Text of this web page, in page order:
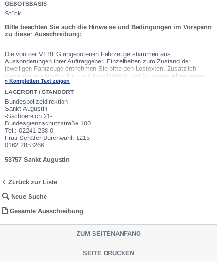
GEBOTSBASIS
Stück
Bitte beachten Sie auch die Hinweise und Bedingungen im Vorspann
zu dieser Ausschreibung:
Die von der VEBEG angebotenen Fahrzeuge stammen aus
Aussonderungen ihrer Auftraggeber. Einzelheiten zum Zustand der
jeweiligen Fahrzeuge entnehmen Sie bitte den Lostexten. Zusätzlich
verweisen wir ausdrücklich auf Abschnitte B und G unserer Allgemeinen
Geschäftsbedingungen(AGB). Fahrzeuge die nach Einschätzung der
VEBEG der Ausfuhrgenehmigungspflicht unterliegen, sind mit Verweis auf
die Punkte E3 und E4 unserer AGB entsprechend gekennzeichnet. Zum
Gebotspreis kommt die gesetzliche Umsatzsteuer hinzu. Die
Differenzbesteuerung gemäß § 25a UStG wird nur angewendet, wenn dies
ausdrücklich in der jeweiligen Ausschreibung angegeben ist.
» Kompletten Text zeigen
LAGERORT / STANDORT
Bundespolizeidirektion
Sankt Augustin
-Sachbereich 21-
Bundesgrenzschutzstraße 100
Tel.: 02241 238-0
Frau Schäfer Durchwahl: 1215
0162 2853266
53757 Sankt Augustin
Zurück zur Liste
Neue Suche
Gesamte Ausschreibung
ZUM SEITENANFANG
SEITE DRUCKEN